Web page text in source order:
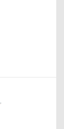
.